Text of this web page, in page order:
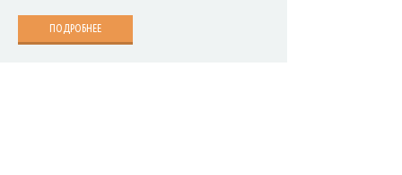
ПОДРОБНЕЕ